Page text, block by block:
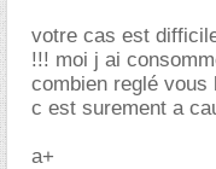
votre cas est
!!! moi j ai
combien reglé
c est surement a
a+